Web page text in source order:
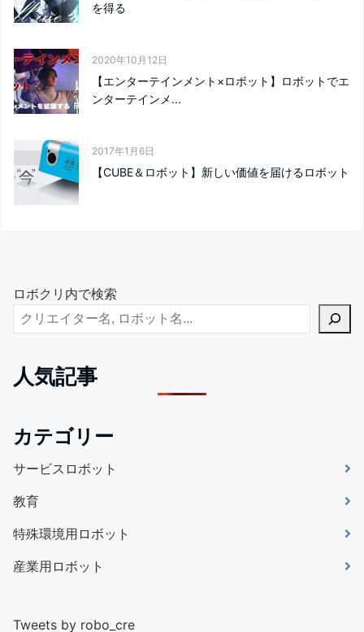
を得る
2020年10月12日
【エンターテインメント×ロボット】ロボットでエ
ンターテインメ...
2017年1月6日
【CUBE＆ロボット】新しい価値を届けるロボット
ロボクリ内で検索
人気記事
カテゴリー
サービスロボット
教育
特殊環境用ロボット
産業用ロボット
Tweets by robo_cre